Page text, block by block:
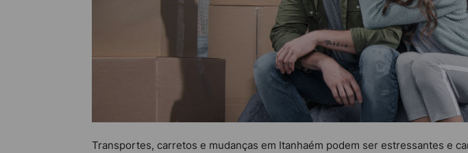
Transportes, carretos e mudanças em Itanhaém podem ser estressantes e